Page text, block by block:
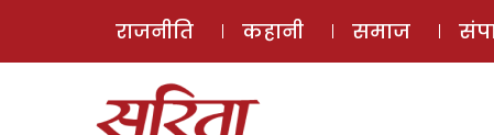
राजनीति कहानी समाज